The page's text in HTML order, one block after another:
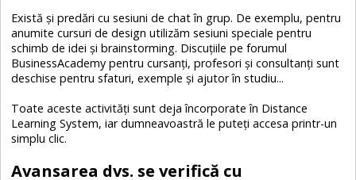
Există şi predări cu sesiuni de chat în grup. De exemplu, pentru
anumite cursuri de design utilizăm sesiuni speciale pentru
schimb de idei şi brainstorming. Discuţiile pe forumul
BusinessAcademy pentru cursanţi, profesori şi consultanţi sunt
deschise pentru sfaturi, exemple şi ajutor în studiu...
Toate aceste activităţi sunt deja încorporate în Distance
Learning System, iar dumneavoastră le puteţi accesa printr-un
simplu clic.
Avansarea dvs. se verifică cu